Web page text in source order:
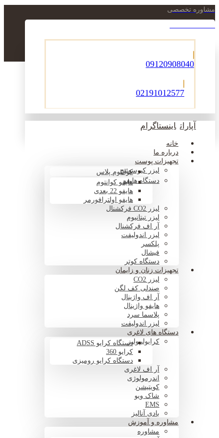
مشاوره تخصصی
09120908040
02191012577
آپارات اینستاگرام
خانه
درباره ما
تجهیزات پوست
لیزر کیوسوئیچکوانتوم پلاس
دستگاه هایفوهایفو کوانتوم
هایفو 22 بعدی
هایفو اولترافورمر
لیزر CO2 فرکشنال
لیزر تیتانیوم
آر اف فرکشنال
لیزر اندولیفت
پلکسر
فیشال
دستگاه کوتر
تجهیزات زنان و زایمان
لیزر CO2
صندلی کف لگن
آر اف واژینال
هایفو واژینال
پلاسما سرد
لیزر اندولیفت
دستگاه های لاغری
کرایولیپولیزدستگاه کرایو ADSS
کرایو 360
دستگاه کرایو رومیزی
آر اف لاغری
اندرمولوژی
کویتیشن
شاک ویو
EMS
بادی آنالیز
مشاوره و آموزش
مشاوره